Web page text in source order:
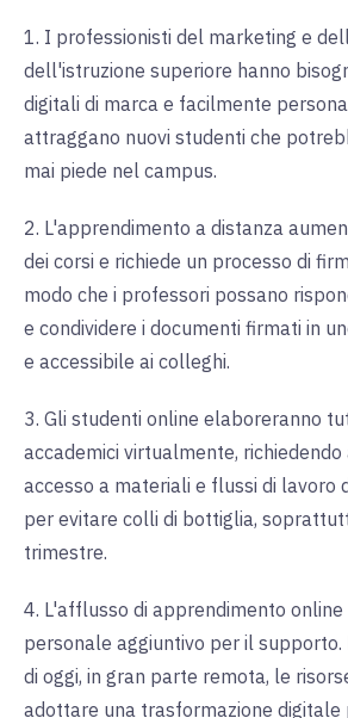
1. I professionisti del marketing e
dell'istruzione superiore hanno
digitali di marca e facilmente
attraggano nuovi studenti che
mai piede nel campus.
2. L'apprendimento a distanza
dei corsi e richiede un processo di
modo che i professori possano
e condividere i documenti firmati in
e accessibile ai colleghi.
3. Gli studenti online elaboreranno
accademici virtualmente,
accesso a materiali e flussi di lavoro
per evitare colli di bottiglia,
trimestre.
4. L'afflusso di apprendimento online
personale aggiuntivo per il
di oggi, in gran parte remota, le
adottare una trasformazione digitale